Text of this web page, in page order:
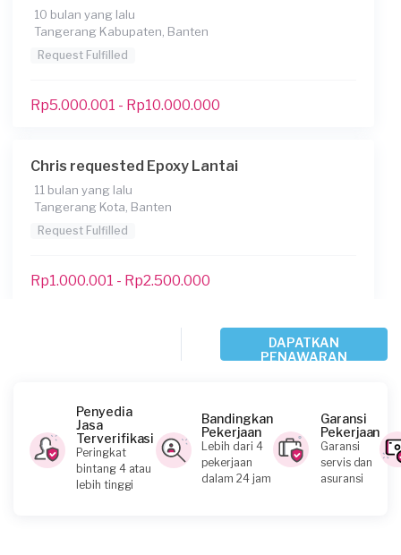
10 bulan yang lalu
Tangerang Kabupaten, Banten
Request Fulfilled
Rp5.000.001 - Rp10.000.000
Chris requested Epoxy Lantai
11 bulan yang lalu
Tangerang Kota, Banten
Request Fulfilled
Rp1.000.001 - Rp2.500.000
Request Fulfilled
Kurang dari Rp1.000.000
DAPATKAN
PENAWARAN
Penyedia
Jasa
Terverifikasi
Peringkat
bintang 4 atau
lebih tinggi
Bandingkan
Pekerjaan
Lebih dari 4
pekerjaan
dalam 24 jam
Garansi
Pekerjaan
Garansi
servis dan
asuransi